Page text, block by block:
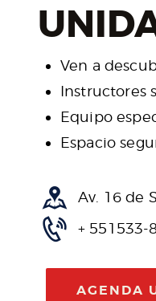
Ven a
Instructores
Equipo
Espacio
Av. 16 de
+ 551533-
AGENDA